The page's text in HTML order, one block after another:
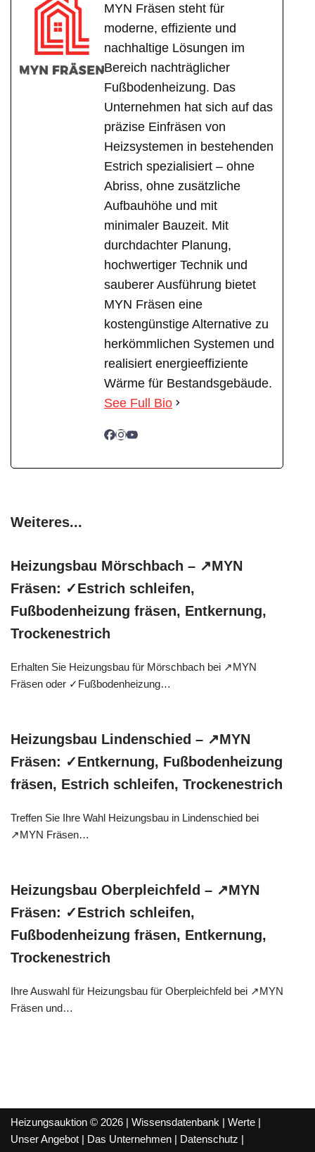
MYN Fräsen steht für
moderne, effiziente und
nachhaltige Lösungen im
Bereich nachträglicher
Fußbodenheizung. Das
Unternehmen hat sich auf das
präzise Einfräsen von
Heizsystemen in bestehenden
Estrich spezialisiert – ohne
Abriss, ohne zusätzliche
Aufbauhöhe und mit
minimaler Bauzeit. Mit
durchdachter Planung,
hochwertiger Technik und
sauberer Ausführung bietet
MYN Fräsen eine
kostengünstige Alternative zu
herkömmlichen Systemen und
realisiert energieeffiziente
Wärme für Bestandsgebäude.
See Full Bio
Weiteres...
Heizungsbau Mörschbach – ↗️MYN
Fräsen: ✓Estrich schleifen,
Fußbodenheizung fräsen, Entkernung,
Trockenestrich
Erhalten Sie Heizungsbau für Mörschbach bei ↗️MYN
Fräsen oder ✓Fußbodenheizung…
Heizungsbau Lindenschied – ↗️MYN
Fräsen: ✓Entkernung, Fußbodenheizung
fräsen, Estrich schleifen, Trockenestrich
Treffen Sie Ihre Wahl Heizungsbau in Lindenschied bei
↗️MYN Fräsen…
Heizungsbau Oberpleichfeld – ↗️MYN
Fräsen: ✓Estrich schleifen,
Fußbodenheizung fräsen, Entkernung,
Trockenestrich
Ihre Auswahl für Heizungsbau für Oberpleichfeld bei ↗️MYN
Fräsen und…
Heizungsauktion © 2026 | Wissensdatenbank | Werte |
Unser Angebot | Das Unternehmen | Datenschutz |